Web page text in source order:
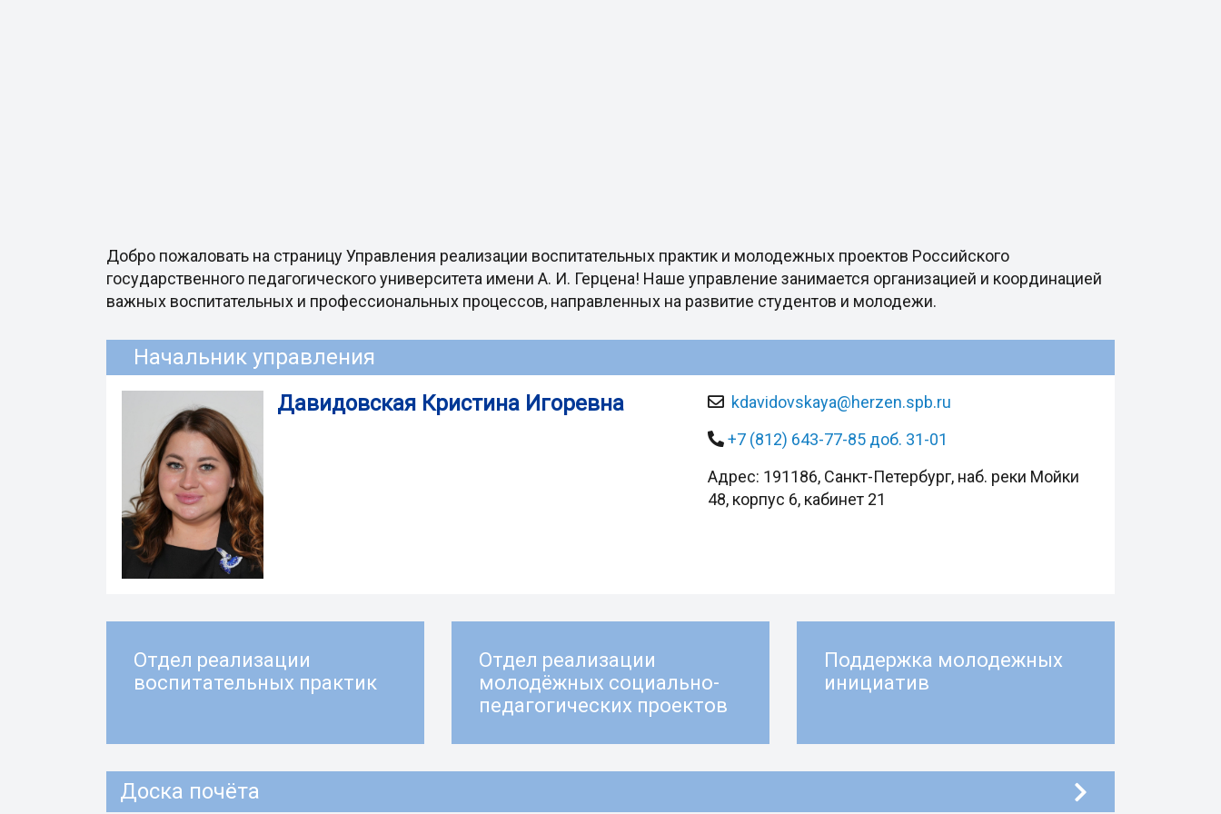
Добро пожаловать на страницу Управления реализации воспитательных практик и молодежных проектов Российского
государственного педагогического университета имени А. И. Герцена! Наше управление занимается организацией и координацией
важных воспитательных и профессиональных процессов, направленных на развитие студентов и молодежи.
Начальник управления
Давидовская Кристина Игоревна
kdavidovskaya@herzen.spb.ru
+7 (812) 643-77-85 доб. 31-01
Адрес: 191186, Санкт-Петербург, наб. реки Мойки
48, корпус 6, кабинет 21
Отдел реализации
воспитательных практик
Отдел реализации
молодёжных социально-
педагогических проектов
Поддержка молодежных
инициатив
Доска почёта